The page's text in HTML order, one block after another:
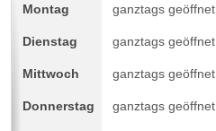
ganztags geöffnet
ganztags geöffnet
ganztags geöffnet
ganztags geöffnet